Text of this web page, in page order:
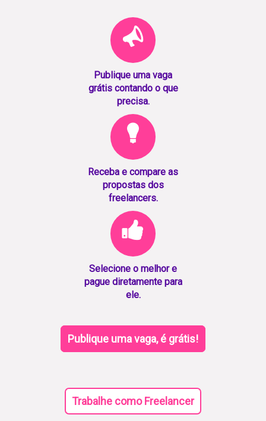
Publique uma vaga
grátis contando o que
precisa.
Receba e compare as
propostas dos
freelancers.
Selecione o melhor e
pague diretamente para
ele.
Publique uma vaga, é grátis!
Trabalhe como Freelancer